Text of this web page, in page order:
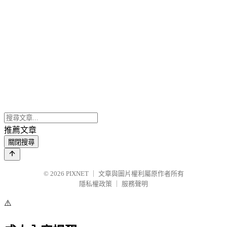
推薦文章
關閉搜尋
© 2026 PIXNET
文章與圖片權利屬原作者所有
隱私權政策
服務聲明
⚠️